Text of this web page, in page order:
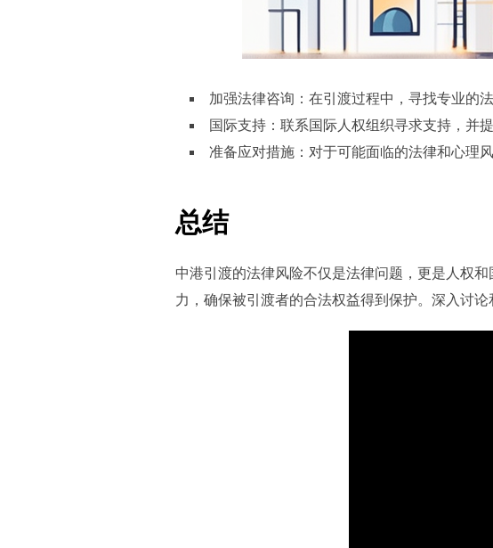
加强法律咨询：在引渡过程中，寻找专业的
国际支持：联系国际人权组织寻求支持，并
准备应对措施：对于可能面临的法律和心理
总结
中港引渡的法律风险不仅是法律问题，更是人权
力，确保被引渡者的合法权益得到保护。深入讨